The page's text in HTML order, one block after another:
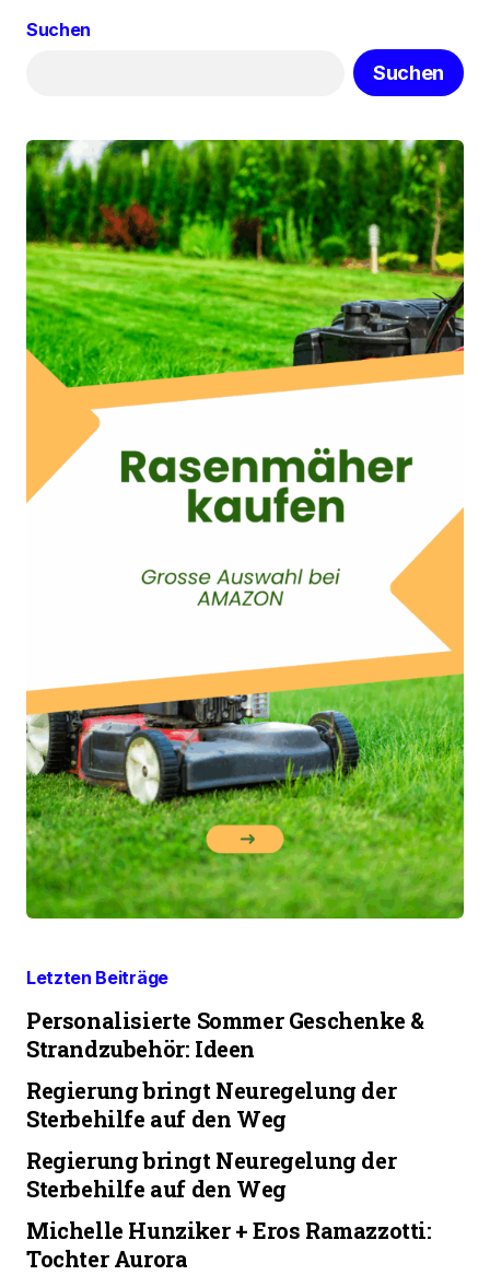
Suchen
Suchen
Letzten Beiträge
Personalisierte Sommer Geschenke &
Strandzubehör: Ideen
Regierung bringt Neuregelung der
Sterbehilfe auf den Weg
Regierung bringt Neuregelung der
Sterbehilfe auf den Weg
Michelle Hunziker + Eros Ramazzotti:
Tochter Aurora